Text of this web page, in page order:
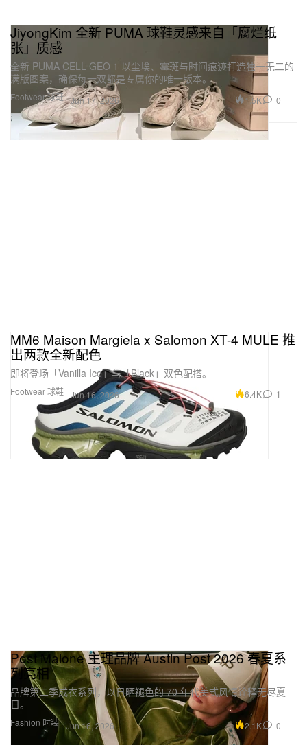
Footwear 球鞋
JiyongKim 全新 PUMA 球鞋灵感来自「腐烂纸
张」质感
全新 PUMA CELL GEO 1 以尘埃、霉斑与时间痕迹打造独一无二的
满版图案，确保每一双都是专属你的唯一版本。
Jun 17, 2026 1.5K 0
Footwear 球鞋
MM6 Maison Margiela x Salomon XT-4 MULE 推
出两款全新配色
即将登场「Vanilla Ice」与「Black」双色配搭。
Jun 16, 2026 6.4K 1
Fashion 时装
Post Malone 主理品牌 Austin Post 2026 春夏系
列亮相
品牌第二季成衣系列，以日晒褪色的 70 年代美式风情诠释无尽夏
日。
Jun 16, 2026 2.1K 0